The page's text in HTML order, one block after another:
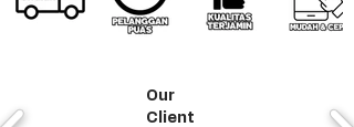
Our
Client